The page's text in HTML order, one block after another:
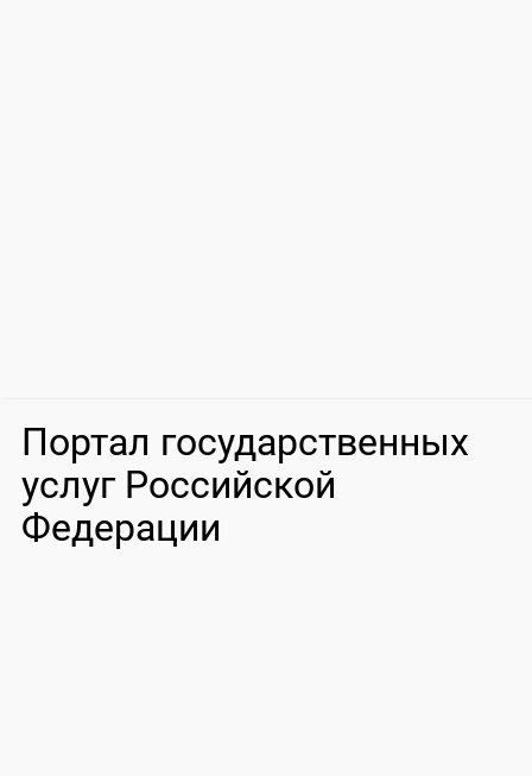
Портал государственных
услуг Российской
Федерации